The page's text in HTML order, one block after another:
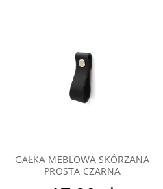
GAŁKA MEBLOWA SKÓRZANA
PROSTA CZARNA